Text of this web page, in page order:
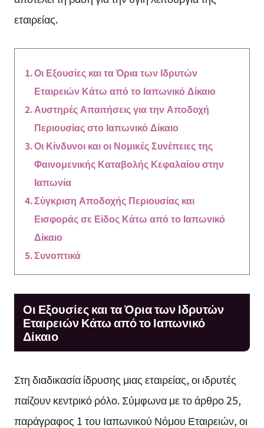
εταιρείας.
Οι Εξουσίες και τα Όρια των Ιδρυτών
Εταιρειών Κάτω από το Ιαπωνικό Δίκαιο
Αυστηρές Απαιτήσεις για την Αποδοχή
Περιουσίας στο Ιαπωνικό Δίκαιο
Οι Κίνδυνοι και οι Νομικές Συνέπειες της
Φαινομενικής Καταβολής Κεφαλαίου στην
Ιαπωνία
Σύγκριση Αποδοχής Περιουσίας και
Εισφοράς σε Είδος Κάτω από το Ιαπωνικό
Δίκαιο
Συνοπτικά
Οι Εξουσίες και τα Όρια των Ιδρυτών
Εταιρειών Κάτω από το Ιαπωνικό
Δίκαιο
Στη διαδικασία ίδρυσης μιας εταιρείας, οι ιδρυτές
παίζουν κεντρικό ρόλο. Σύμφωνα με το άρθρο 25,
παράγραφος 1 του Ιαπωνικού Νόμου Εταιρειών, οι